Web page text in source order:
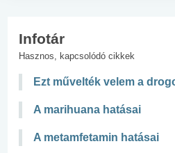
Infotár
Hasznos, kapcsolódó cikkek
Ezt művelték velem a
A marihuana hatásai
A metamfetamin hatásai